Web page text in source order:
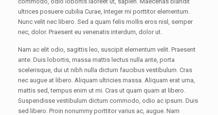
ultrices posuere cubilia Curae, Integer mi porttitor elementum.
Nunc velit nec libero. Sed a quam felis mollis eros nisl, semper
nec, dolor. Praesent eu venenatis interdum, dolor ut.
Nam ac elit odio, sagittis leo, suscipit elementum velit. Praesent
ante. Duis lobortis, massa mattis lectus nulla ante, porta
scelerisque, dui ut nibh nulla dictum faucibus vestibulum. Cras
nec augue at libero. Aliquam ultricies massa. Aliquam erat urna,
mattis sed, tempus enim ut mi. Cras ut quam quam at libero.
Suspendisse vestibulum dictum commodo, odio ac ipsum. Duis
sed libero. Proin nonummy porttitor varius ac, augue. Nam